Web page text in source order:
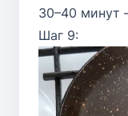
30–40 минут
Шаг 9: